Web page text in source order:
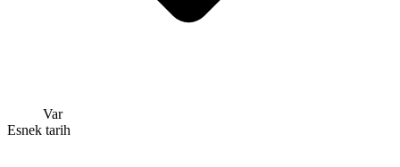
Var
Esnek tarih